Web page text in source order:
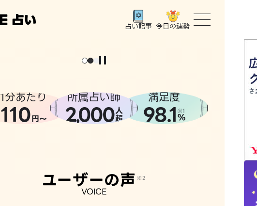
占い記事 今日の運勢
1分あたり
110円〜
所属占い師
2,000人
超
満足度
98.1 ※1
%
ユーザーの声 ※2
VOICE